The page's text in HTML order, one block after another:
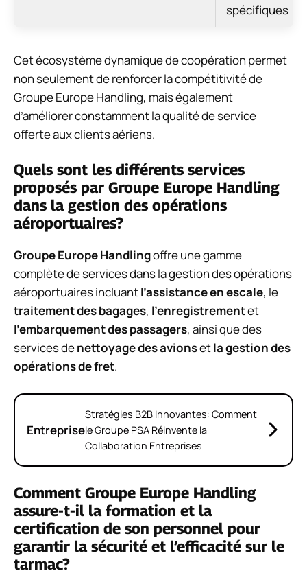
spécifiques
Cet écosystème dynamique de coopération permet
non seulement de renforcer la compétitivité de
Groupe Europe Handling, mais également
d’améliorer constamment la qualité de service
offerte aux clients aériens.
Quels sont les différents services
proposés par Groupe Europe Handling
dans la gestion des opérations
aéroportuaires?
Groupe Europe Handlingoffre une gamme
complète de services dans la gestion des opérations
aéroportuaires incluantl’assistance en escale, le
traitement des bagages, l’enregistrementet
l’embarquement des passagers, ainsi que des
services denettoyage des avionsetla gestion des
opérations de fret.
Entreprise
Stratégies B2B Innovantes: Comment
le Groupe PSA Réinvente la
Collaboration Entreprises
Comment Groupe Europe Handling
assure-t-il la formation et la
certification de son personnel pour
garantir la sécurité et l’efficacité sur le
tarmac?